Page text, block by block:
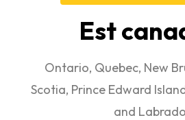
Est
Ontario, Quebec, New
Scotia, Prince Edward
and